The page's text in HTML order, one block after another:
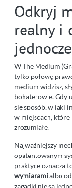
Odkryj
realny i
W The Medium
tylko połowę
medium widzisz,
bohaterowie. Gdy
się sposób, w jaki
w miejscach, które
zrozumiałe.
Najważniejszy
opatentowanym
praktyce oznacza
wymiaramialbo
zagadki nie są